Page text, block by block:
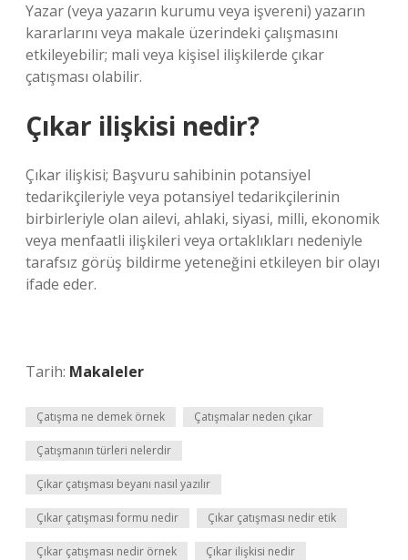
Yazar (veya yazarın kurumu veya işvereni) yazarın
kararlarını veya makale üzerindeki çalışmasını
etkileyebilir; mali veya kişisel ilişkilerde çıkar
çatışması olabilir.
Çıkar ilişkisi nedir?
Çıkar ilişkisi; Başvuru sahibinin potansiyel
tedarikçileriyle veya potansiyel tedarikçilerinin
birbirleriyle olan ailevi, ahlaki, siyasi, milli, ekonomik
veya menfaatli ilişkileri veya ortaklıkları nedeniyle
tarafsız görüş bildirme yeteneğini etkileyen bir olayı
ifade eder.
Tarih: Makaleler
Çatışma ne demek örnek Çatışmalar neden çıkar
Çatışmanın türleri nelerdir
Çıkar çatışması beyanı nasıl yazılır
Çıkar çatışması formu nedir Çıkar çatışması nedir etik
Çıkar çatışması nedir örnek Çıkar ilişkisi nedir